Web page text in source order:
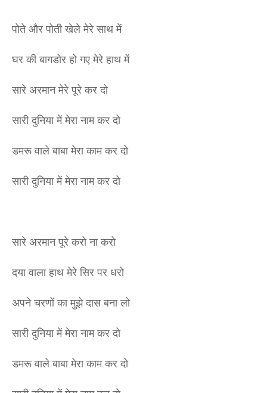
पोते और पोती खेले मेरे साथ में
घर की बागडोर हो गए मेरे हाथ में
सारे अरमान मेरे पूरे कर दो
सारी दुनिया में मेरा नाम कर दो
डमरू वाले बाबा मेरा काम कर दो
सारी दुनिया में मेरा नाम कर दो
सारे अरमान पूरे करो ना करो
दया वाला हाथ मेरे सिर पर धरो
अपने चरणों का मुझे दास बना लो
सारी दुनिया में मेरा नाम कर दो
डमरू वाले बाबा मेरा काम कर दो